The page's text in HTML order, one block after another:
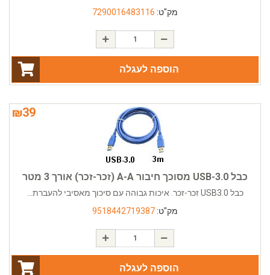
מק"ט: 7290016483116
הוספה לעגלה
₪39
כבל USB-3.0 מסוכך חיבור A-A (זכר-זכר) אורך 3 מטר
כבל USB3.0 זכר-זכר. איכות גבוהה עם סיכוך מאסיבי להעברת...
מק"ט: 9518442719387
הוספה לעגלה